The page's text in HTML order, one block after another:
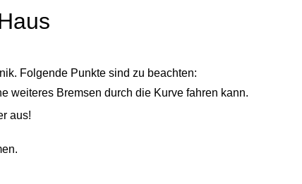
Folgende Punkte sind zu beachten:
weiteres Bremsen durch die Kurve fahren kann.
aus!